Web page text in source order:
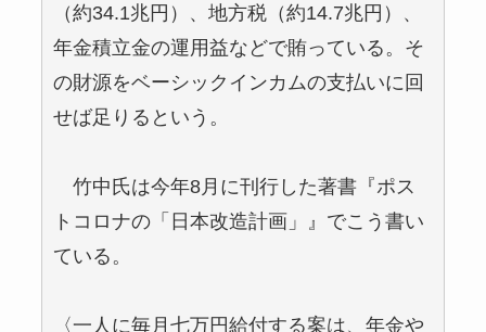
（約34.1兆円）、地方税（約14.7兆円）、
年金積立金の運用益などで賄っている。そ
の財源をベーシックインカムの支払いに回
せば足りるという。
竹中氏は今年8月に刊行した著書『ポス
トコロナの「日本改造計画」』でこう書い
ている。
〈一人に毎月七万円給付する案は、年金や